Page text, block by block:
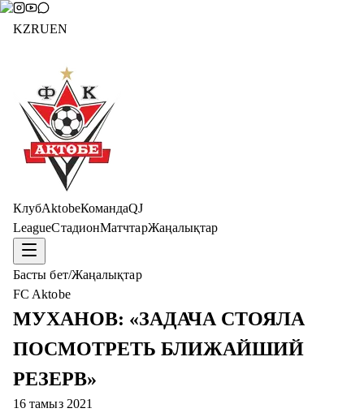
KZRUEN
КлубAktobeКомандаQJ
LeagueСтадионМатчтарЖаңалықтар
Басты бет/Жаңалықтар
FC Aktobe
МУХАНОВ: «ЗАДАЧА СТОЯЛА
ПОСМОТРЕТЬ БЛИЖАЙШИЙ
РЕЗЕРВ»
16 тамыз 2021